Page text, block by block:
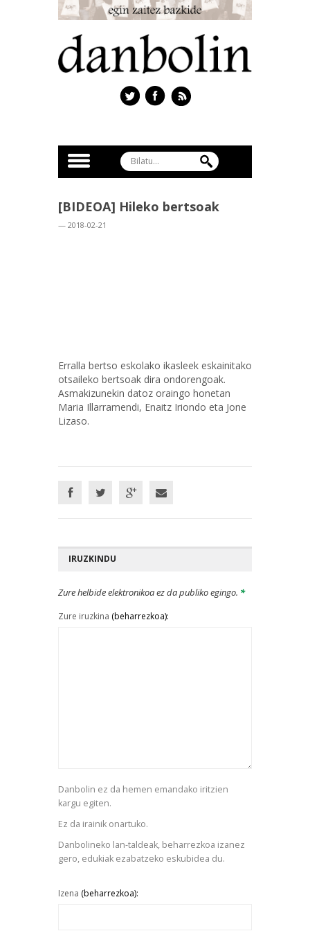
[BIDEOA] Hileko bertsoak
— 2018-02-21
Erralla bertso eskolako ikasleek eskainitako
otsaileko bertsoak dira ondorengoak.
Asmakizunekin datoz oraingo honetan
Maria Illarramendi, Enaitz Iriondo eta Jone
Lizaso.
IRUZKINDU
Zure helbide elektronikoa ez da publiko egingo. *
Zure iruzkina (beharrezkoa):
Danbolin ez da hemen emandako iritzien
kargu egiten.
Ez da irainik onartuko.
Danbolineko lan-taldeak, beharrezkoa izanez
gero, edukiak ezabatzeko eskubidea du.
Izena (beharrezkoa):